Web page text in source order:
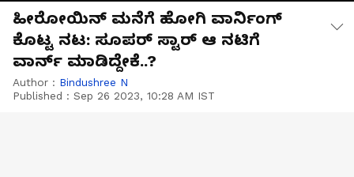
ಹೀರೋಯಿನ್ ಮನೆಗೆ ಹೋಗಿ ವಾರ್ನಿಂಗ್
ಕೊಟ್ಟ ನಟ: ಸೂಪರ್ ಸ್ಟಾರ್ ಆ ನಟಿಗೆ
ವಾರ್ನ್ ಮಾಡಿದ್ದೇಕೆ..?
Author : Bindushree N
Published : Sep 26 2023, 10:28 AM IST